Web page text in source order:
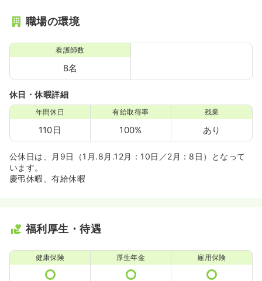
職場の環境
看護師数
8名
休日・休暇詳細
年間休日
110日
有給取得率
100%
残業
あり
公休日は、月9日（1月.8月.12月：10日／2月：8日）となって
います。
慶弔休暇、有給休暇
福利厚生・待遇
健康保険 厚生年金 雇用保険